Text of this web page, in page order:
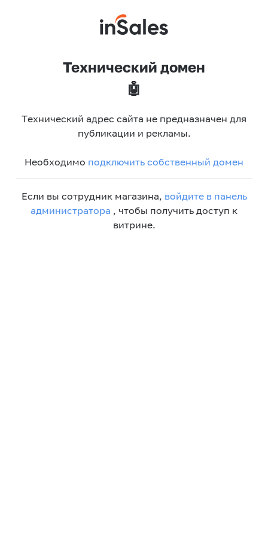
Технический домен
🤖
Технический адрес сайта не предназначен для
публикации и рекламы.
Необходимо подключить собственный домен
Если вы сотрудник магазина, войдите в панель
администратора , чтобы получить доступ к
витрине.